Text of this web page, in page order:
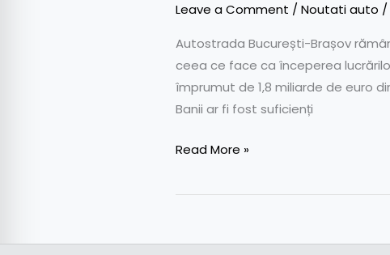
Leave a Comment / Noutati auto /
Autostrada București-Brașov
ceea ce face ca începerea
împrumut de 1,8 miliarde de euro
Banii ar fi fost suficienți
Read More »